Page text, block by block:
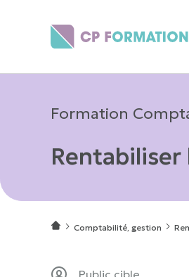
Formation
Comptabilité, gestion